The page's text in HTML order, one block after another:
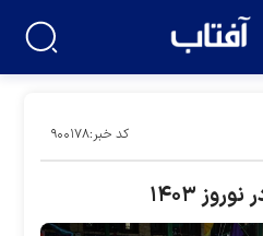
کد خبر:۹۰۰۱۷۸
۱۴۰۳